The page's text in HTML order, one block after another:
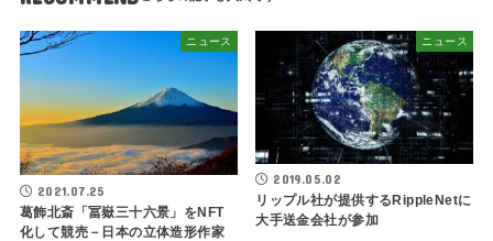
ニュース
2021.07.25
葛飾北斎「冨嶽三十六景」をNFT
化して競売－日本の立体造形作家
ニュース
2019.05.02
リップル社が提供するRippleNetに
大手送金会社が参加